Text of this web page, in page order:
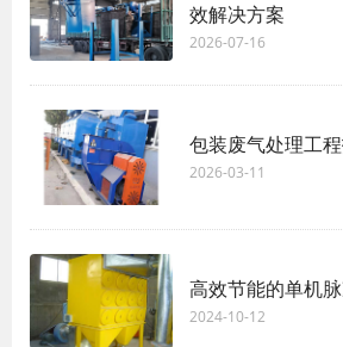
效解决方案
2026-07-16
包装废气处理工
2026-03-11
高效节能的单机
2024-10-12